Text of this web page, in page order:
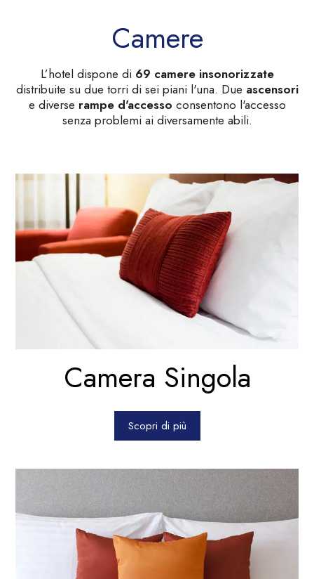
Camere
L’hotel dispone di 69 camere insonorizzate
distribuite su due torri di sei piani l'una. Due ascensori
e diverse rampe d'accesso consentono l'accesso
senza problemi ai diversamente abili.
Camera Singola
Scopri di più